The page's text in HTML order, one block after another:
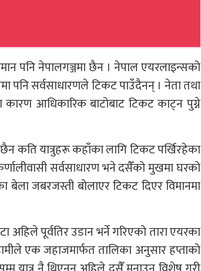
पनि नेपालगञ्जमा छैन । नेपाल एयरलाइन्सको
पनि सर्वसाधारणले टिकट पाउँदैनन् । नेता तथा
आधिकारिक बाटोबाट टिकट काट्न पुग्ने
कति यात्रुहरू कहाँका लागि टिकट पर्खिरहेका
सर्वसाधारण भने दसैँको मुखमा घरको
बेला जबरजस्ती बोलाएर टिकट दिएर विमानमा
पूर्वतिर उडान भर्ने गरिएको तारा एयरका
एक जहाजमार्फत तालिका अनुसार हप्ताको